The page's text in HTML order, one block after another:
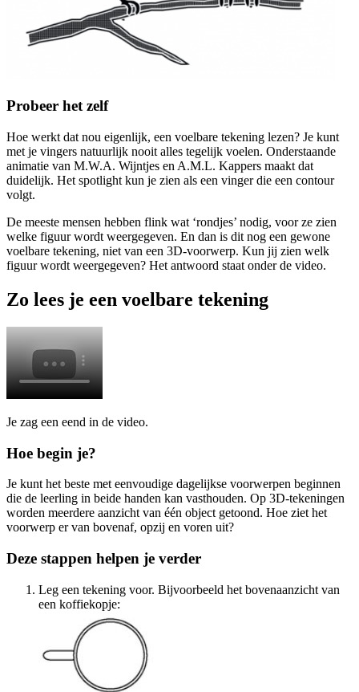
Probeer het zelf
Hoe werkt dat nou eigenlijk, een voelbare tekening lezen? Je kunt
met je vingers natuurlijk nooit alles tegelijk voelen. Onderstaande
animatie van M.W.A. Wijntjes en A.M.L. Kappers maakt dat
duidelijk. Het spotlight kun je zien als een vinger die een contour
volgt.
De meeste mensen hebben flink wat ‘rondjes’ nodig, voor ze zien
welke figuur wordt weergegeven. En dan is dit nog een gewone
voelbare tekening, niet van een 3D-voorwerp. Kun jij zien welk
figuur wordt weergegeven? Het antwoord staat onder de video.
Zo lees je een voelbare tekening
Je zag een eend in de video.
Hoe begin je?
Je kunt het beste met eenvoudige dagelijkse voorwerpen beginnen
die de leerling in beide handen kan vasthouden. Op 3D-tekeningen
worden meerdere aanzicht van één object getoond. Hoe ziet het
voorwerp er van bovenaf, opzij en voren uit?
Deze stappen helpen je verder
Leg een tekening voor. Bijvoorbeeld het bovenaanzicht van
een koffiekopje: